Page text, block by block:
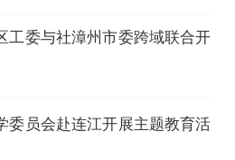
工委与社漳州市委跨域联合开
委员会赴连江开展主题教育活